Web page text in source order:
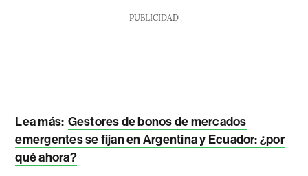
PUBLICIDAD
Lea más: Gestores de bonos de mercados
emergentes se fijan en Argentina y Ecuador: ¿por
qué ahora?